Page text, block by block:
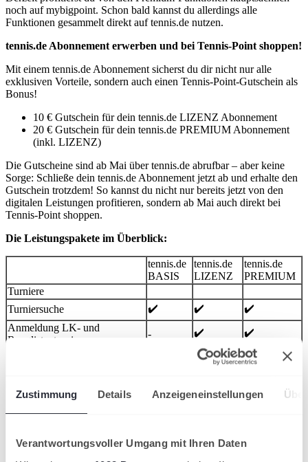
Zustimmung Details Anzeigeneinstellungen
Verantwortungsvoller Umgang mit Ihren Daten
noch auf mybigpoint. Schon bald kannst du allerdings alle
Funktionen gesammelt direkt auf tennis.de nutzen.
tennis.de Abonnement erwerben und bei Tennis-Point shoppen!
Mit einem tennis.de Abonnement sicherst du dir nicht nur alle
exklusiven Vorteile, sondern auch einen Tennis-Point-Gutschein als
Bonus!
10 € Gutschein für dein tennis.de LIZENZ Abonnement
20 € Gutschein für dein tennis.de PREMIUM Abonnement
(inkl. LIZENZ)
Die Gutscheine sind ab Mai über tennis.de abrufbar – aber keine
Sorge: Schließe dein tennis.de Abonnement jetzt ab und erhalte den
Gutschein trotzdem! So kannst du nicht nur bereits jetzt von den
digitalen Leistungen profitieren, sondern ab Mai auch direkt bei
Tennis-Point shoppen.
Die Leistungspakete im Überblick:
tennis.de
BASIS
tennis.de
LIZENZ
tennis.de
PREMIUM
Turniere
Turniersuche
✔️ ✔️
✔️
Anmeldung LK- und
Ranglistenturniere
- ✔️ ✔️
✔️
Spielerprofil
-